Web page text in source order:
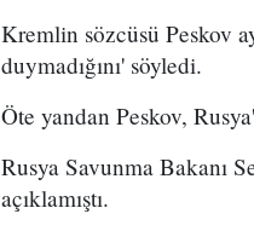
Kremlin sözcüsü Peskov
duymadığını' söyledi.
Öte yandan Peskov,
Rusya Savunma Bakanı
açıklamıştı.